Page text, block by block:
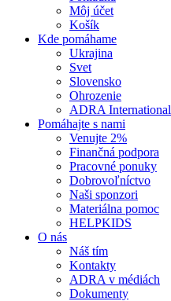
Môj účet
Košík
Kde pomáhame
Ukrajina
Svet
Slovensko
Ohrozenie
ADRA International
Pomáhajte s nami
Venujte 2%
Finančná podpora
Pracovné ponuky
Dobrovoľníctvo
Naši sponzori
Materiálna pomoc
HELPKIDS
O nás
Náš tím
Kontakty
ADRA v médiách
Dokumenty